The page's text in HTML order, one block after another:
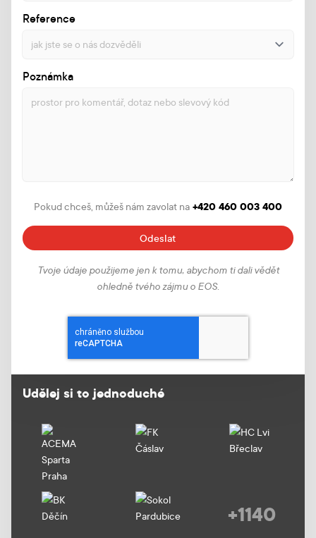
Reference
Poznámka
Pokud chceš, můžeš nám zavolat na +420 460 003 400
Odeslat
Tvoje údaje použijeme jen k tomu, abychom ti dali vědět
ohledně tvého zájmu o EOS.
Udělej si to jednoduché
+1140